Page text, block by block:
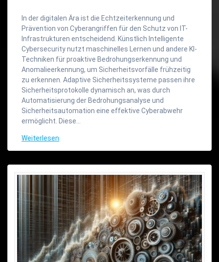
In der digitalen Ära ist die Echtzeiterkennung und
Prävention von Cyberangriffen für den Schutz von IT-
Infrastrukturen entscheidend. Künstlich Intelligente
Cybersecurity nutzt maschinelles Lernen und andere KI-
Techniken für proaktive Bedrohungserkennung und
Anomalieerkennung, um Sicherheitsvorfälle frühzeitig
zu erkennen. Adaptive Sicherheitssysteme passen ihre
Sicherheitsprotokolle dynamisch an, was durch
Automatisierung der Bedrohungsanalyse und
Sicherheitsautomation eine effektive Cyberabwehr
ermöglicht. Diese…
Weiterlesen